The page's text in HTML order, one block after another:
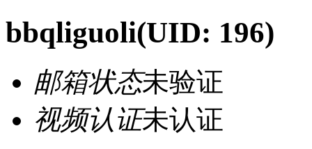
bbqliguoli(UID: 196)
邮箱状态未验证
视频认证未认证